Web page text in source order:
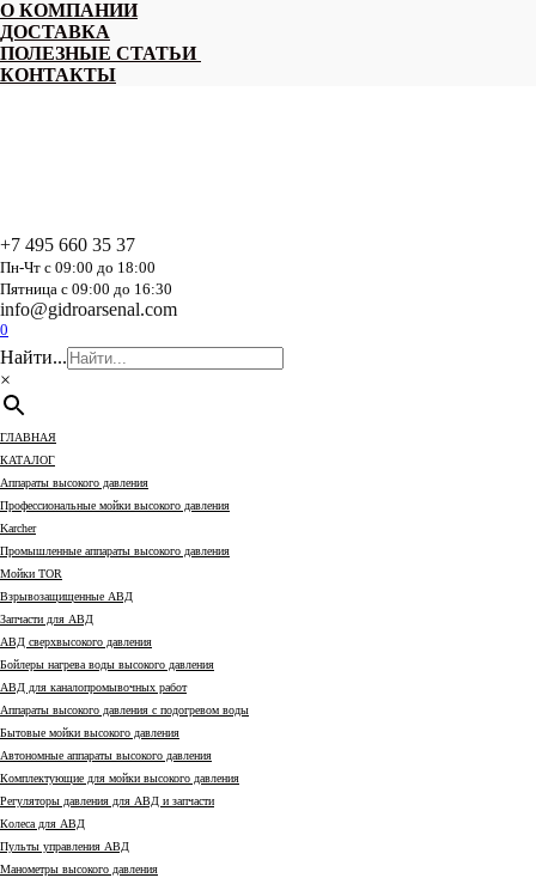
Перейти
к
содержанию
О КОМПАНИИ
ДОСТАВКА
ПОЛЕЗНЫЕ СТАТЬИ
КОНТАКТЫ
+7 495 660 35 37
Пн-Чт с 09:00 до 18:00
Пятница с 09:00 до 16:30
info@gidroarsenal.com
0
Найти...
×
ГЛАВНАЯ
КАТАЛОГ
Аппараты высокого давления
Профессиональные мойки высокого давления
Karcher
Промышленные аппараты высокого давления
Мойки TOR
Взрывозащищенные АВД
Запчасти для АВД
АВД сверхвысокого давления
Бойлеры нагрева воды высокого давления
АВД для каналопромывочных работ
Аппараты высокого давления с подогревом воды
Бытовые мойки высокого давления
Автономные аппараты высокого давления
Комплектующие для мойки высокого давления
Регуляторы давления для АВД и запчасти
Колеса для АВД
Пульты управления АВД
Манометры высокого давления